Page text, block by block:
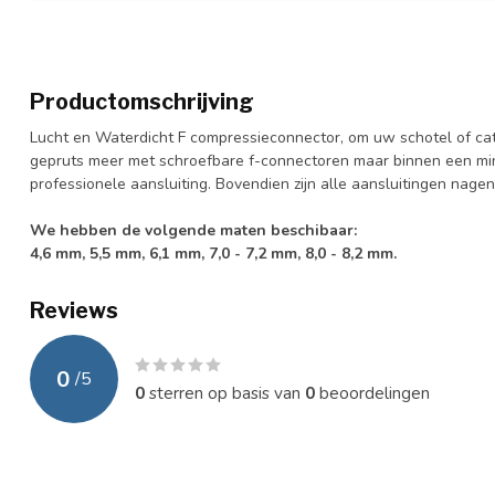
Productomschrijving
Lucht en Waterdicht F compressieconnector, om uw schotel of
gepruts meer met schroefbare f-connectoren maar binnen een
professionele aansluiting. Bovendien zijn alle aansluitingen
We hebben de volgende maten beschibaar:
4,6 mm, 5,5 mm, 6,1 mm, 7,0 - 7,2 mm, 8,0 - 8,2 mm.
Reviews
0 /5
0sterren op basis van 0beoordelingen